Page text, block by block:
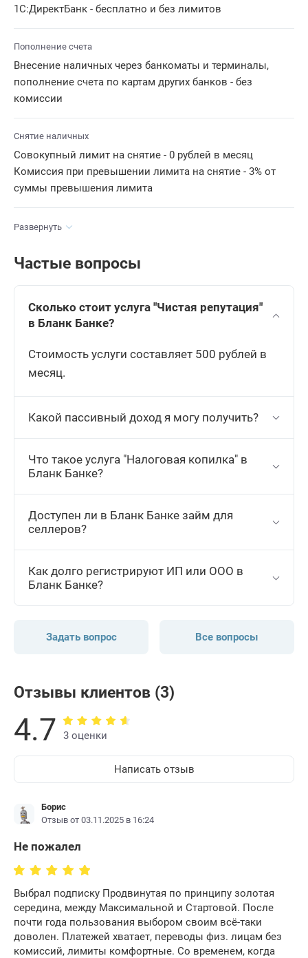
1С:ДиректБанк - бесплатно и без лимитов
Пополнение счета
Внесение наличных через банкоматы и терминалы,
пополнение счета по картам других банков - без
комиссии
Снятие наличных
Совокупный лимит на снятие - 0 рублей в месяц
Комиссия при превышении лимита на снятие - 3% от
суммы превышения лимита
Развернуть
Частые вопросы
Сколько стоит услуга "Чистая репутация"
в Бланк Банке?
Стоимость услуги составляет 500 рублей в
месяц.
Какой пассивный доход я могу получить?
Что такое услуга "Налоговая копилка" в
Бланк Банке?
Доступен ли в Бланк Банке займ для
селлеров?
Как долго регистрируют ИП или ООО в
Бланк Банке?
Задать вопрос Все вопросы
Отзывы клиентов (3)
4.7 3 оценки
Написать отзыв
Борис
Отзыв от 03.11.2025 в 16:24
Не пожалел
Выбрал подписку Продвинутая по принципу золотая
середина, между Максимальной и Стартовой. После
почти года пользования выбором своим всё-таки
доволен. Платежей хватает, переводы физ. лицам без
комиссий, лимиты комфортные. Со временем, когда